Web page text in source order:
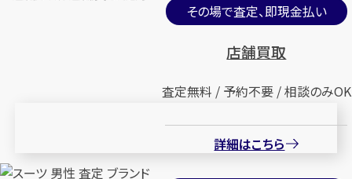
その場で査定、即現金払い
店舗買取
査定無料 / 予約不要 / 相談のみOK
詳細はこちら